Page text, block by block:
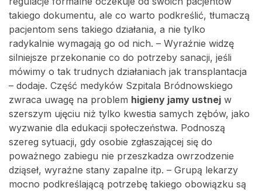
takiego dokumentu, ale co warto podkreślić, tłumaczą
pacjentom sens takiego działania, a nie tylko
radykalnie wymagają go od nich. – Wyraźnie widzę
silniejsze przekonanie co do potrzeby sanacji, jeśli
mówimy o tak trudnych działaniach jak transplantacja
– dodaje. Część medyków Szpitala Bródnowskiego
zwraca uwagę na problem higieny jamy ustnej w
szerszym ujęciu niż tylko kwestia samych zębów, jako
wyzwanie dla edukacji społeczeństwa. Podnoszą
szereg sytuacji, gdy osobie zgłaszającej się do
poważnego zabiegu nie przeszkadza owrzodzenie
dziąseł, wyraźne stany zapalne itp. – Grupą lekarzy
mocno podkreślającą potrzebę takiego obowiązku są